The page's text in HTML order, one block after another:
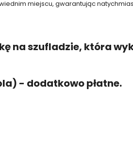
miejscu, gwarantując
na szufladzie, która
- dodatkowo płatne.